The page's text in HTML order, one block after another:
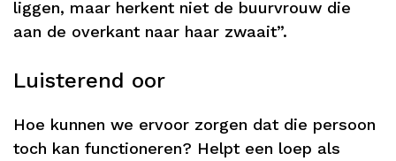
liggen, maar herkent niet de buurvrouw die
aan de overkant naar haar zwaait”.
Luisterend oor
Hoe kunnen we ervoor zorgen dat die persoon
toch kan functioneren? Helpt een loep als